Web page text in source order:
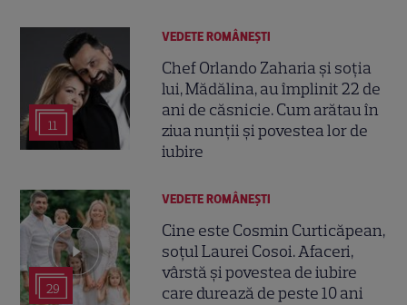
11
VEDETE ROMÂNEŞTI
Chef Orlando Zaharia și soția
lui, Mădălina, au împlinit 22 de
ani de căsnicie. Cum arătau în
ziua nunții și povestea lor de
iubire
29
VEDETE ROMÂNEŞTI
Cine este Cosmin Curticăpean,
soțul Laurei Cosoi. Afaceri,
vârstă și povestea de iubire
care durează de peste 10 ani